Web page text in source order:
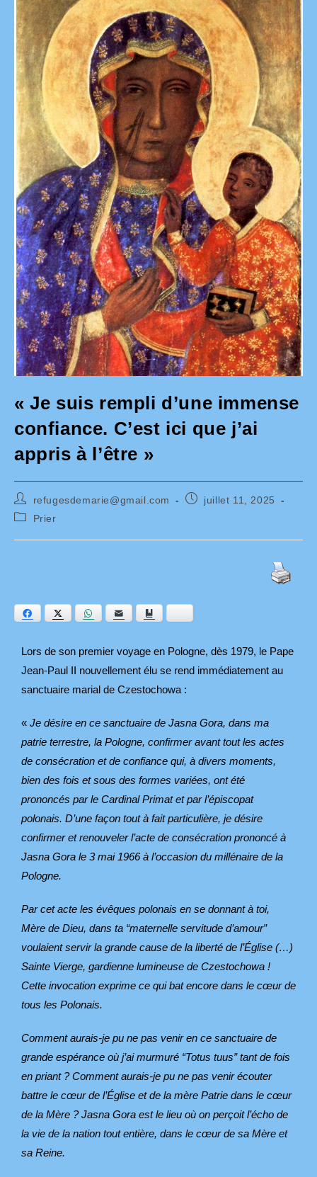
« Je suis rempli d’une immense
confiance. C’est ici que j’ai
appris à l’être »
Auteur/autrice
de
la
publication :
refugesdemarie@gmail.com
Publication
juillet 11, 2025
PostPrier
Facebook Twitter WhatsAppE-mail
Lors de son premier voyage en Pologne, dès 1979, le Pape
Jean-Paul II nouvellement élu se rend immédiatement au
sanctuaire marial de Czestochowa :
« Je désire en ce sanctuaire de Jasna Gora, dans ma
patrie terrestre, la Pologne, confirmer avant tout les actes
de consécration et de confiance qui, à divers moments,
bien des fois et sous des formes variées, ont été
prononcés par le Cardinal Primat et par l’épiscopat
polonais. D’une façon tout à fait particulière, je désire
confirmer et renouveler l’acte de consécration prononcé à
Jasna Gora le 3 mai 1966 à l’occasion du millénaire de la
Pologne.
Par cet acte les évêques polonais en se donnant à toi,
Mère de Dieu, dans ta “maternelle servitude d’amour”
voulaient servir la grande cause de la liberté de l’Église (…)
Sainte Vierge, gardienne lumineuse de Czestochowa !
Cette invocation exprime ce qui bat encore dans le cœur de
tous les Polonais.
Comment aurais-je pu ne pas venir en ce sanctuaire de
grande espérance où j’ai murmuré “Totus tuus” tant de fois
en priant ? Comment aurais-je pu ne pas venir écouter
battre le cœur de l’Église et de la mère Patrie dans le cœur
de la Mère ? Jasna Gora est le lieu où on perçoit l’écho de
la vie de la nation tout entière, dans le cœur de sa Mère et
sa Reine.